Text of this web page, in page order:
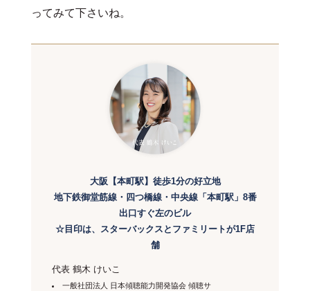
ってみて下さいね。
大阪【本町駅】徒歩1分の好立地
地下鉄御堂筋線・四つ橋線・中央線「本町駅」8番
出口すぐ左のビル
☆目印は、スターバックスとファミリートが1F店
舗
代表 鶴木 けいこ
一般社団法人 日本傾聴能力開発協会 傾聴サ